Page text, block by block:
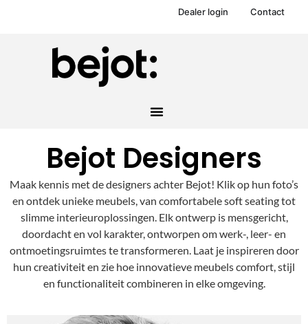
Dealer login Contact
Bejot Designers
Maak kennis met de designers achter Bejot! Klik op hun foto’s
en ontdek unieke meubels, van comfortabele soft seating tot
slimme interieuroplossingen. Elk ontwerp is mensgericht,
doordacht en vol karakter, ontworpen om werk-, leer- en
ontmoetingsruimtes te transformeren. Laat je inspireren door
hun creativiteit en zie hoe innovatieve meubels comfort, stijl
en functionaliteit combineren in elke omgeving.